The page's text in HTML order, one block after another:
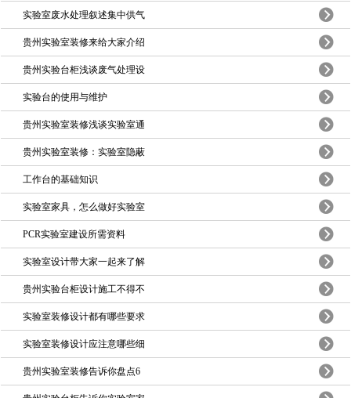
实验室废水处理叙述集中供气
贵州实验室装修来给大家介绍
贵州实验台柜浅谈废气处理设
实验台的使用与维护
贵州实验室装修浅谈实验室通
贵州实验室装修：实验室隐蔽
工作台的基础知识
实验室家具，怎么做好实验室
PCR实验室建设所需资料
实验室设计带大家一起来了解
贵州实验台柜设计施工不得不
实验室装修设计都有哪些要求
实验室装修设计应注意哪些细
贵州实验室装修告诉你盘点6